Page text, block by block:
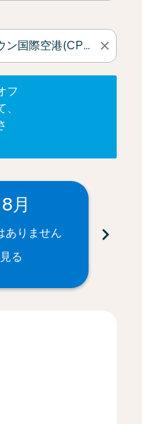
close
フ
月
ありません
る
chevron_right